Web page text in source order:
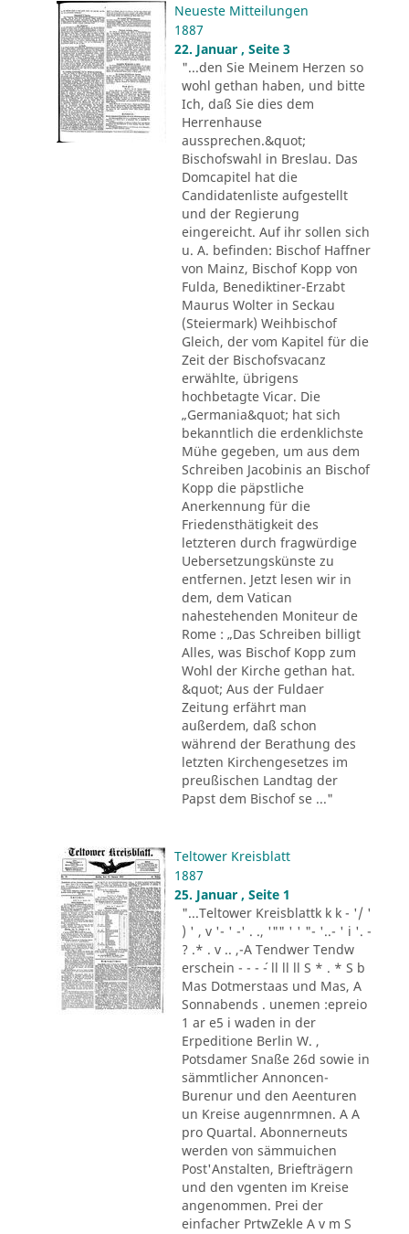
Neueste Mitteilungen
1887
22. Januar , Seite 3
"...den Sie Meinem Herzen so
wohl gethan haben, und bitte
Ich, daß Sie dies dem
Herrenhause
aussprechen.&quot;
Bischofswahl in Breslau. Das
Domcapitel hat die
Candidatenliste aufgestellt
und der Regierung
eingereicht. Auf ihr sollen sich
u. A. befinden: Bischof Haffner
von Mainz, Bischof Kopp von
Fulda, Benediktiner-Erzabt
Maurus Wolter in Seckau
(Steiermark) Weihbischof
Gleich, der vom Kapitel für die
Zeit der Bischofsvacanz
erwählte, übrigens
hochbetagte Vicar. Die
„Germania&quot; hat sich
bekanntlich die erdenklichste
Mühe gegeben, um aus dem
Schreiben Jacobinis an Bischof
Kopp die päpstliche
Anerkennung für die
Friedensthätigkeit des
letzteren durch fragwürdige
Uebersetzungskünste zu
entfernen. Jetzt lesen wir in
dem, dem Vatican
nahestehenden Moniteur de
Rome : „Das Schreiben billigt
Alles, was Bischof Kopp zum
Wohl der Kirche gethan hat.
&quot; Aus der Fuldaer
Zeitung erfährt man
außerdem, daß schon
während der Berathung des
letzten Kirchengesetzes im
preußischen Landtag der
Papst dem Bischof se ..."
Teltower Kreisblatt
1887
25. Januar , Seite 1
"...Teltower Kreisblattk k k - '/ '
) ' , v '- ' -' . ., '"" ' ' "- '..- ' i '. -
? .* . v .. ,-A Tendwer Tendw
erschein - - - ´- ll ll ll S * . * S b
Mas Dotmerstaas und Mas, A
Sonnabends . unemen :epreio
1 ar e5 i waden in der
Erpeditione Berlin W. ,
Potsdamer Snaße 26d sowie in
sämmtlicher Annoncen-
Burenur und den Aeenturen
un Kreise augennrmnen. A A
pro Quartal. Abonnerneuts
werden von sämmuichen
Post'Anstalten, Briefträgern
und den vgenten im Kreise
angenommen. Prei der
einfacher PrtwZekle A v m S